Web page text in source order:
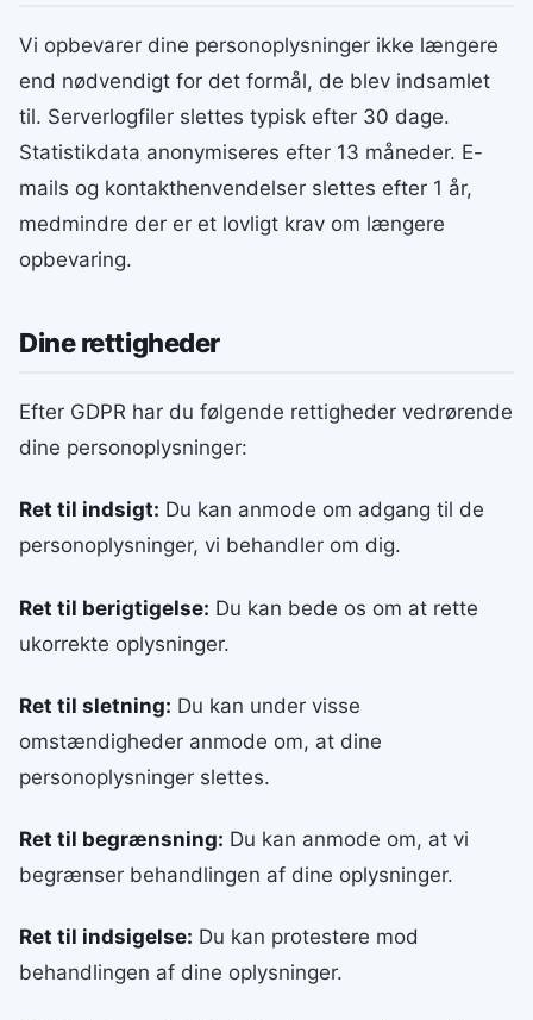
Vi opbevarer dine personoplysninger ikke længere
end nødvendigt for det formål, de blev indsamlet
til. Serverlogfiler slettes typisk efter 30 dage.
Statistikdata anonymiseres efter 13 måneder. E-
mails og kontakthenvendelser slettes efter 1 år,
medmindre der er et lovligt krav om længere
opbevaring.
Dine rettigheder
Efter GDPR har du følgende rettigheder vedrørende
dine personoplysninger:
Ret til indsigt: Du kan anmode om adgang til de
personoplysninger, vi behandler om dig.
Ret til berigtigelse: Du kan bede os om at rette
ukorrekte oplysninger.
Ret til sletning: Du kan under visse
omstændigheder anmode om, at dine
personoplysninger slettes.
Ret til begrænsning: Du kan anmode om, at vi
begrænser behandlingen af dine oplysninger.
Ret til indsigelse: Du kan protestere mod
behandlingen af dine oplysninger.